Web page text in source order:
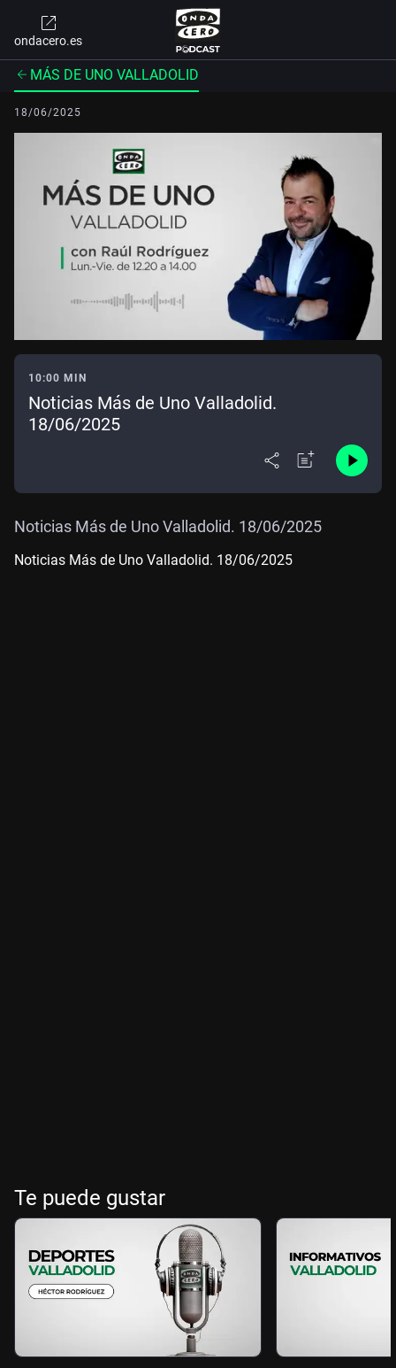
ondacero.es
MÁS DE UNO VALLADOLID
18/06/2025
10:00 MIN
Noticias Más de Uno Valladolid.
18/06/2025
Noticias Más de Uno Valladolid. 18/06/2025
Noticias Más de Uno Valladolid. 18/06/2025
Te puede gustar